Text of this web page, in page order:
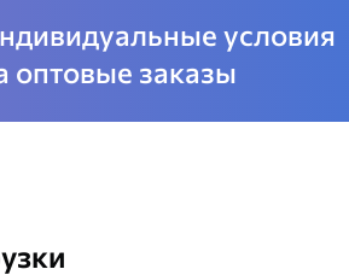
условия
оптовые заказы